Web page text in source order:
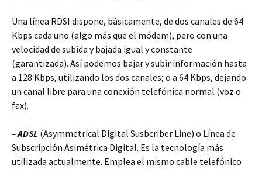
Una línea RDSI dispone, básicamente, de dos canales de 64
Kbps cada uno (algo más que el módem), pero con una
velocidad de subida y bajada igual y constante
(garantizada). Así podemos bajar y subir información hasta
a 128 Kbps, utilizando los dos canales; o a 64 Kbps, dejando
un canal libre para una conexión telefónica normal (voz o
fax).
– ADSL (Asymmetrical Digital Susbcriber Line) o Línea de
Subscripción Asimétrica Digital. Es la tecnología más
utilizada actualmente. Emplea el mismo cable telefónico